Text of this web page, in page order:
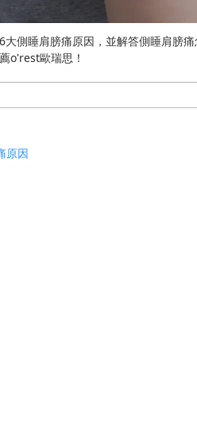
側睡肩膀痛原因，並解答側睡肩膀
o'rest歐瑞思！
原因